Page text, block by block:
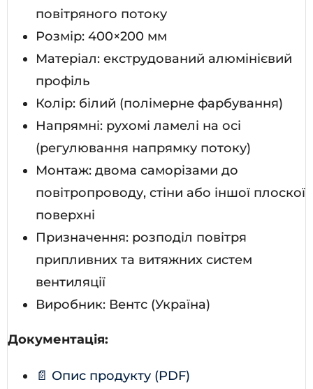
повітряного потоку
Розмір: 400×200 мм
Матеріал: екструдований алюмінієвий
профіль
Колір: білий (полімерне фарбування)
Напрямні: рухомі ламелі на осі
(регулювання напрямку потоку)
Монтаж: двома саморізами до
повітропроводу, стіни або іншої плоскої
поверхні
Призначення: розподіл повітря
припливних та витяжних систем
вентиляції
Виробник: Вентс (Україна)
Документація:
📄 Опис продукту (PDF)